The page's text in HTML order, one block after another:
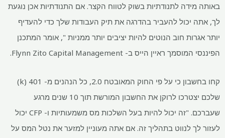
באותה מידה לתנודתיות בשוק לטווח הקצר. אם התנודתיות אכן נוגעת
לך, אתה יכול להעביר בהדרגה את תיק העבודות שלך כדי להעדיף
יותר אגרות חוב הנוטים להיות יציבים יותר ממניות ", אומר המתכנן
הפיננסי המוסמך ראיין הייס ב- Flynn Zito Capital Management.
קחו בחשבון כי על פי החוק המאובטח 2.0, כל הנהנים מ- 401 (k)
שלכם יצטרכו לרוקן את החשבון המורשת תוך 10 שנים מרגע
שעברכם. "זה יכול להיות בעל השלכות מס משמעותיות ו- CFP יכול
לעזור לך לנווט בתהליך זה. אם אתה מעוניין למזער את נטל המס על